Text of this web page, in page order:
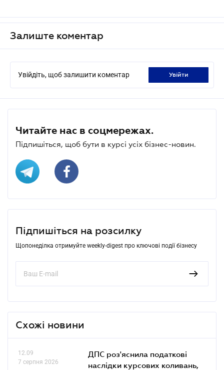
Залиште коментар
Увійдіть, щоб залишити коментар увійти
Читайте нас в соцмережах.
Підпишіться, щоб бути в курсі усіх бізнес-новин.
Підпишіться на розсилку
Щопонеділка отримуйте weekly-digest про ключові події бізнесу
Схожі новини
12.09
7 серпня 2026
ДПС роз'яснила податкові
наслідки курсових коливань,